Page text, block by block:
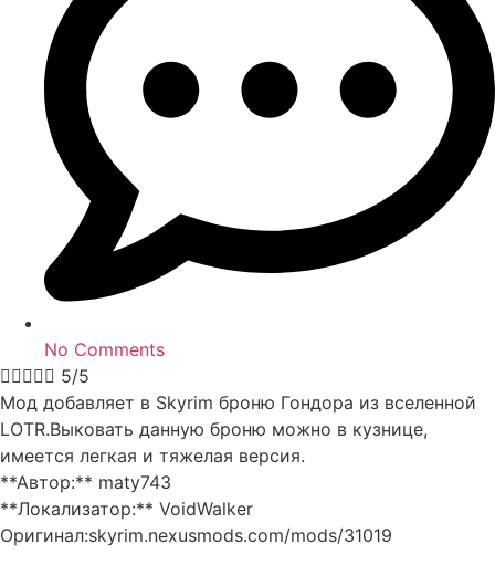
No Comments
 5/5
Мод добавляет в Skyrim броню Гондора из вселенной
LOTR.Выковать данную броню можно в кузнице,
имеется легкая и тяжелая версия.
**Автор:** maty743
**Локализатор:** VoidWalker
Оригинал:skyrim.nexusmods.com/mods/31019